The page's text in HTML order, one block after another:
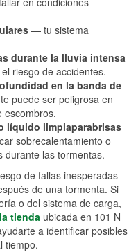
— tu sistema
durante la lluvia intensa
riesgo de accidentes.
en la banda de
puede ser peligrosa en
escombros.
líquido limpiaparabrisas
sobrecalentamiento o
durante las tormentas.
de fallas inesperadas
de una tormenta. Si
o del sistema de carga,
tienda ubicada en 101 N
a identificar posibles
tiempo.